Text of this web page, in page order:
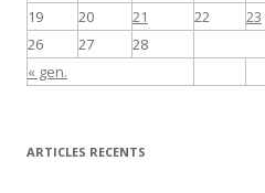
« gen.
19
20 21 22 23
26
27 28
ARTICLES RECENTS